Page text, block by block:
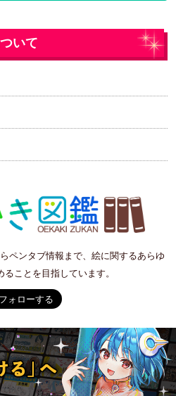
いて
ペンタブ情報まで、絵に関するあらゆ
ことを目指しています。